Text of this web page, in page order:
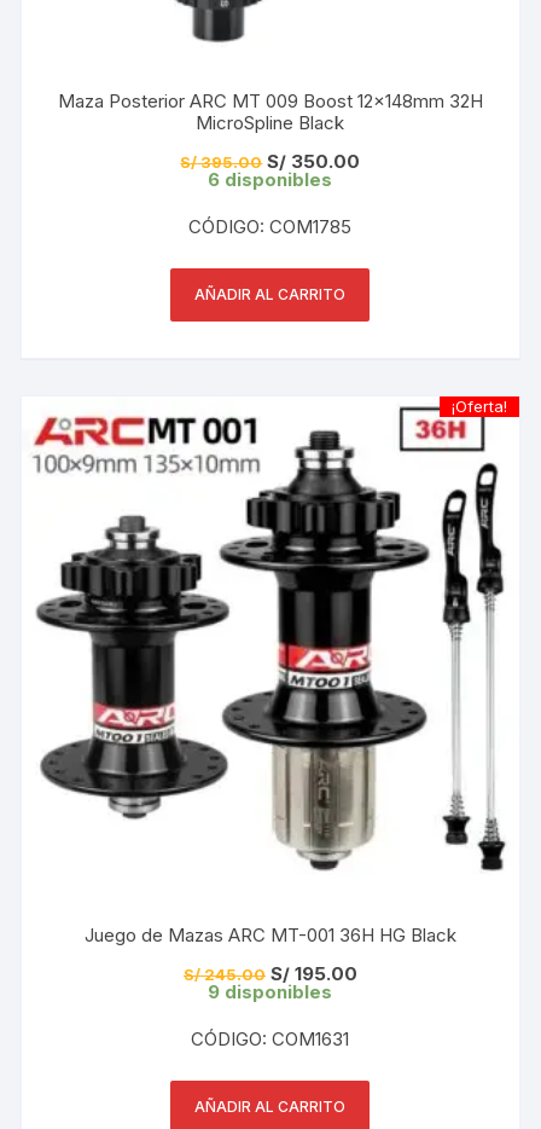
Maza Posterior ARC MT 009 Boost 12x148mm 32H
MicroSpline Black
S/395.00 El
precio
era:
S/ 395.00.
S/ 350.00
6 disponibles
CÓDIGO: COM1785
AÑADIR AL CARRITO
¡Oferta!
Juego de Mazas ARC MT-001 36H HG Black
S/245.00 El
precio
S/ 245.00.
S/195.00El
9 disponibles
CÓDIGO: COM1631
AÑADIR AL CARRITO